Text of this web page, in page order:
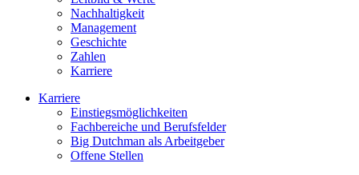
Nachhaltigkeit
Management
Geschichte
Zahlen
Karriere
Karriere
Einstiegsmöglichkeiten
Fachbereiche und Berufsfelder
Big Dutchman als Arbeitgeber
Offene Stellen